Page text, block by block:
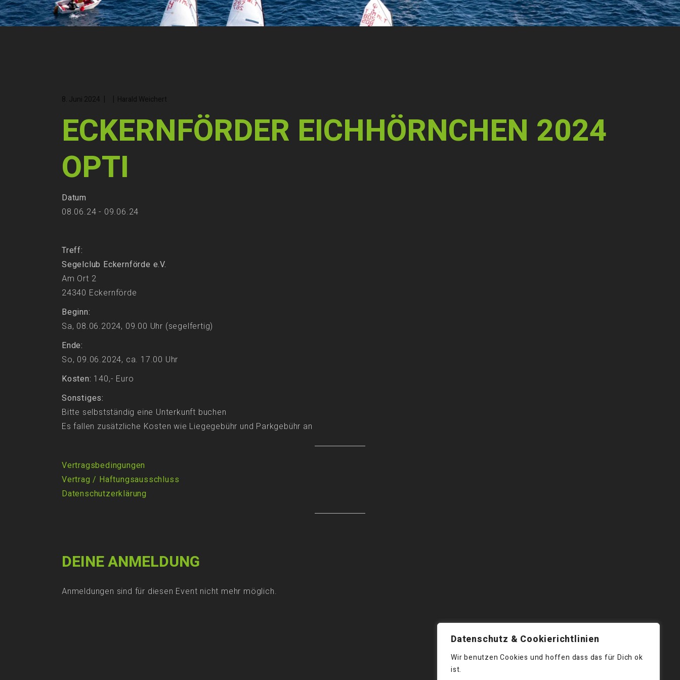
Datenschutz & Cookierichtlinien
Wir benutzen Cookies und hoffen dass das für Dich ok
ist.
8. Juni 2024 Harald Weichert
ECKERNFÖRDER EICHHÖRNCHEN 2024
OPTI
Datum
08.06.24 - 09.06.24
Treff:
Segelclub Eckernförde e.V.
Am Ort 2
24340 Eckernförde
Beginn:
Sa, 08.06.2024, 09.00 Uhr (segelfertig)
Ende:
So, 09.06.2024, ca. 17.00 Uhr
Kosten: 140,- Euro
Sonstiges:
Bitte selbstständig eine Unterkunft buchen
Es fallen zusätzliche Kosten wie Liegegebühr und Parkgebühr an
Vertragsbedingungen
Vertrag / Haftungsausschluss
Datenschutzerklärung
DEINE ANMELDUNG
Anmeldungen sind für diesen Event nicht mehr möglich.